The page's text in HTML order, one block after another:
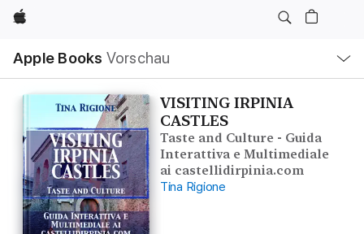
Apple
Apple Books Vorschau
Navigation
Menü
öffnen
VISITING IRPINIA
CASTLES
Taste and Culture - Guida
Interattiva e Multimediale
ai castellidirpinia.com
Tina Rigione